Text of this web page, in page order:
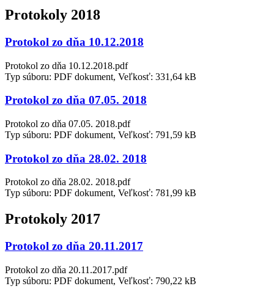
Protokoly 2018
Protokol zo dňa 10.12.2018
Protokol zo dňa 10.12.2018.pdf
Typ súboru: PDF dokument, Veľkosť: 331,64 kB
Protokol zo dňa 07.05. 2018
Protokol zo dňa 07.05. 2018.pdf
Typ súboru: PDF dokument, Veľkosť: 791,59 kB
Protokol zo dňa 28.02. 2018
Protokol zo dňa 28.02. 2018.pdf
Typ súboru: PDF dokument, Veľkosť: 781,99 kB
Protokoly 2017
Protokol zo dňa 20.11.2017
Protokol zo dňa 20.11.2017.pdf
Typ súboru: PDF dokument, Veľkosť: 790,22 kB